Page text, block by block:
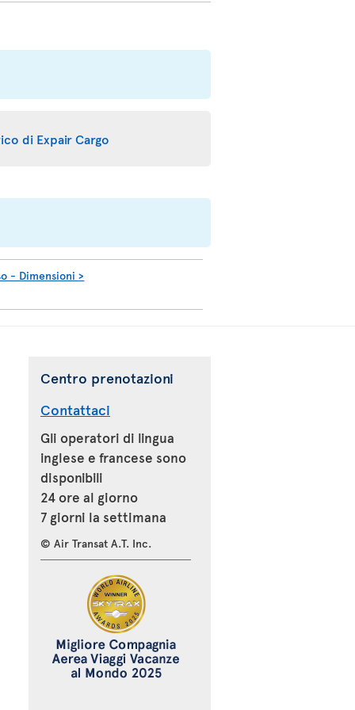
di Expair Cargo
- Dimensioni>
Centro prenotazioni
Contattaci
Gli operatori di lingua
inglese e francese sono
disponibili
24 ore al giorno
7 giorni la settimana
© Air Transat A.T. Inc.